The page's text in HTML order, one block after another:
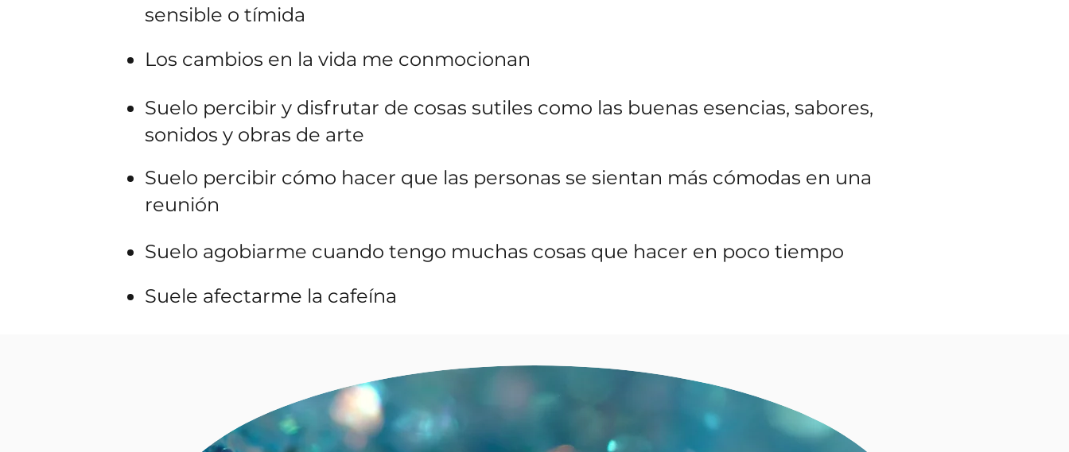
sensible o tímida
Los cambios en la vida me conmocionan
Suelo percibir y disfrutar de cosas sutiles como las buenas esencias, sabores,
sonidos y obras de arte
Suelo percibir cómo hacer que las personas se sientan más cómodas en una
reunión
Suelo agobiarme cuando tengo muchas cosas que hacer en poco tiempo
Suele afectarme la cafeína